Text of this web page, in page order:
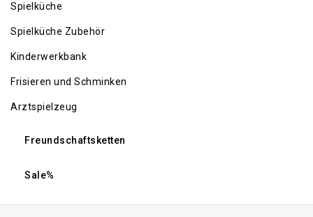
Spielküche
Spielküche Zubehör
Kinderwerkbank
Frisieren und Schminken
Arztspielzeug
Freundschaftsketten
Sale%